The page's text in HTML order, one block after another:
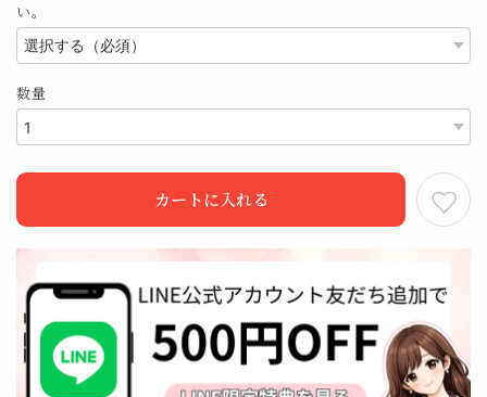
い。
数量
カートに入れる